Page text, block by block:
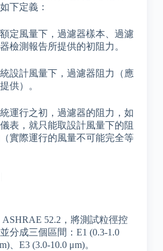
下定義：
定風量下，過濾器樣本、過濾
檢測報告所提供的初阻力。
設計風量下，過濾器阻力（應
供）。
運行之初，過濾器的阻力，如
表，就只能取設計風量下的阻
實際運行的風量不可能完全等
ASHRAE 52.2，將測試粒徑控
分成三個區間：E1 (0.3-1.0
、E3 (3.0-10.0 μm)。